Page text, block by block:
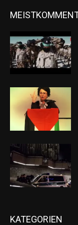
KATEGORIEN